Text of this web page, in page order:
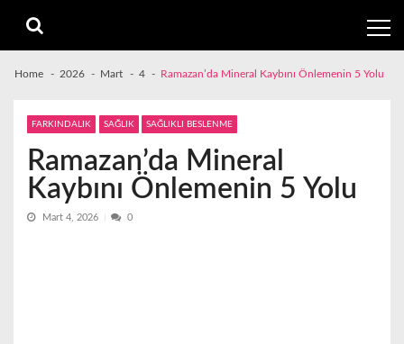
navigation
content
Home 2026 Mart 4 Ramazan’da Mineral Kaybını Önlemenin 5 Yolu
FARKINDALIK SAĞLIK SAĞLIKLI BESLENME
Ramazan’da Mineral
Kaybını Önlemenin 5 Yolu
Mart 4, 2026 0